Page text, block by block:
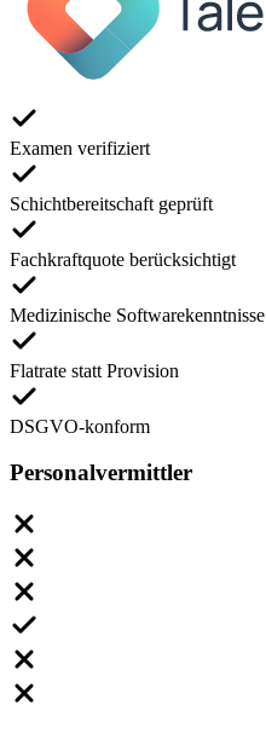
Examen verifiziert
Schichtbereitschaft geprüft
Fachkraftquote berücksichtigt
Medizinische Softwarekenntnisse
Flatrate statt Provision
DSGVO-konform
Personalvermittler